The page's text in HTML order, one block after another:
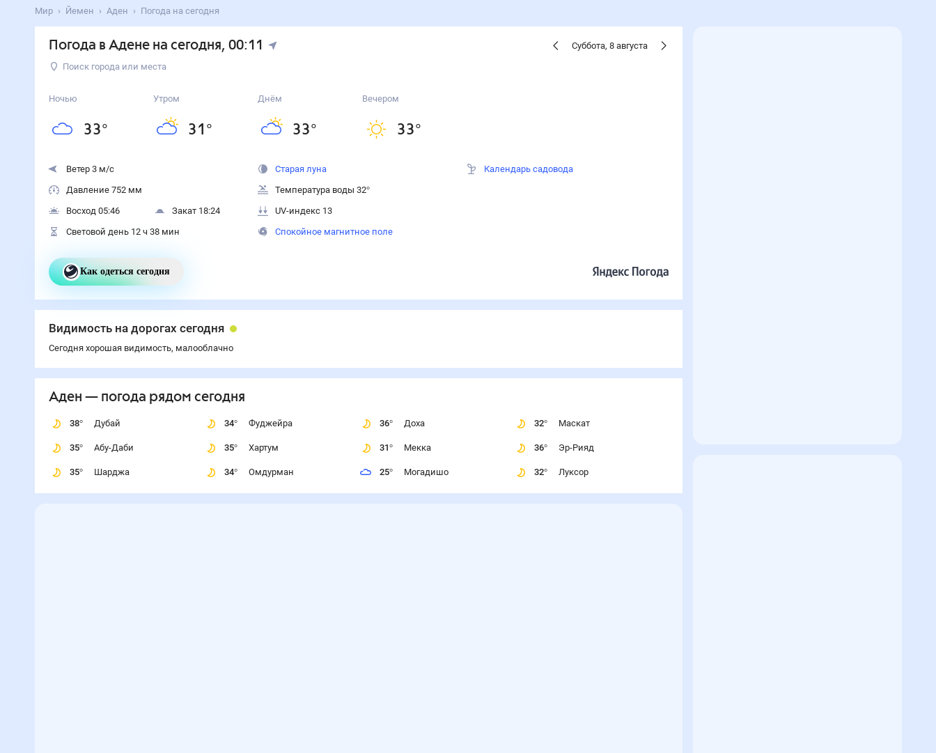
Мир Йемен Аден Погода на сегодня
Погода в Адене на сегодня, 00:11 Суббота, 8 августа
Поиск города или места
Ночью
33°
Утром
31 °
Днём
33°
Вечером
33°
Ветер 3 м/с
Давление 752 мм
Восход 05:46
Закат 18:24
Световой день 12 ч 38 мин
Старая луна
Температура воды 32°
UV-индекс 13
Спокойное магнитное поле
Календарь садовода
Как одеться сегодня
Видимость на дорогах сегодня
Сегодня хорошая видимость, малооблачно
Аден — погода рядом сегодня
38° Дубай
35° Абу-Даби
35° Шарджа
34° Фуджейра
35° Хартум
34° Омдурман
36° Доха
31° Мекка
25° Могадишо
32° Маскат
36° Эр-Рияд
32° Луксор